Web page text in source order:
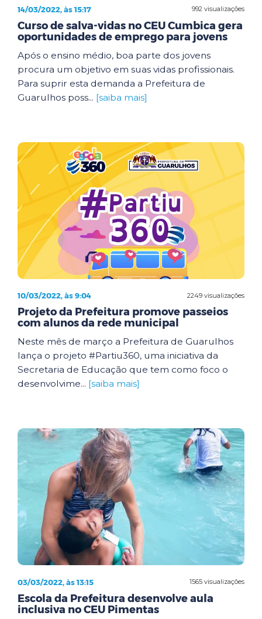
992 visualizações
14/03/2022, às 15:17
Curso de salva-vidas no CEU Cumbica gera
oportunidades de emprego para jovens
Após o ensino médio, boa parte dos jovens
procura um objetivo em suas vidas profissionais.
Para suprir esta demanda a Prefeitura de
Guarulhos poss... [saiba mais]
2249 visualizações
10/03/2022, às 9:04
Projeto da Prefeitura promove passeios
com alunos da rede municipal
Neste mês de março a Prefeitura de Guarulhos
lança o projeto #Partiu360, uma iniciativa da
Secretaria de Educação que tem como foco o
desenvolvime... [saiba mais]
1565 visualizações
03/03/2022, às 13:15
Escola da Prefeitura desenvolve aula
inclusiva no CEU Pimentas